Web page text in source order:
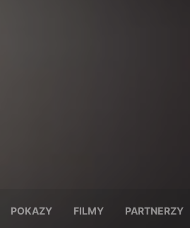
POKAZY FILMY PARTNERZY